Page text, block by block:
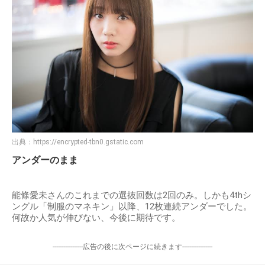
出典： https://encrypted-tbn0.gstatic.com
アンダーのまま
能條愛未さんのこれまでの選抜回数は2回のみ。しかも4thシ
ングル「制服のマネキン」以降、12枚連続アンダーでした。
何故か人気が伸びない、今後に期待です。
-----------------広告の後に次ページに続きます-----------------